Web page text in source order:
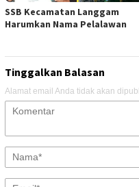
SSB Kecamatan Langgam
Harumkan Nama Pelalawan
Tinggalkan Balasan
Alamat email Anda tidak akan